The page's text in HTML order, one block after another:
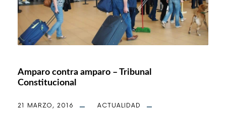
Amparo contra amparo – Tribunal
Constitucional
21 MARZO, 2016 ACTUALIDAD